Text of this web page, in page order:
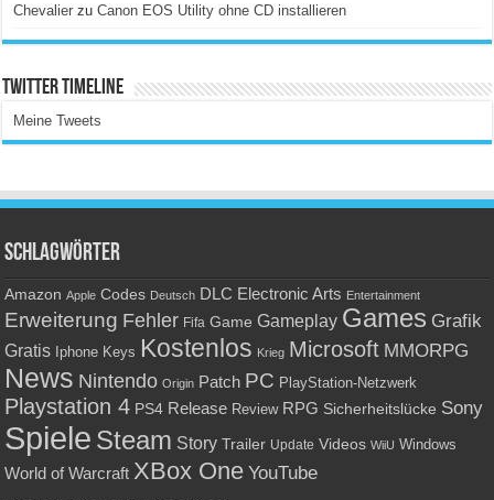
Chevalier zuCanon EOS Utility ohne CD installieren
Twitter Timeline
Meine Tweets
Schlagwörter
Amazon Apple Codes Deutsch DLC Electronic Arts Entertainment
Erweiterung Fehler Fifa Game Gameplay Games Grafik
Gratis Iphone Keys Kostenlos Krieg Microsoft MMORPG
News Nintendo Origin Patch PC PlayStation-Netzwerk
Playstation 4 PS4 Release Review RPG Sicherheitslücke Sony
Spiele Steam Story Trailer Update Videos WiiU Windows
World of Warcraft XBox One YouTube